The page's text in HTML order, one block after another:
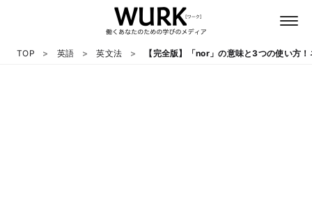
TOP 英語 英文法 【完全版】「nor」の意味と3つの使い方